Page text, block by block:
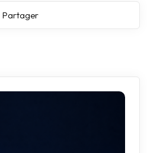
Partager